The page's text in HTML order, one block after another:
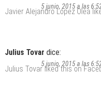
5 junio, 2015 a las
Javier Alejandro López Olea
Julius Tovar dice:
5 junio, 2015 a las
Julius Tovarliked this on